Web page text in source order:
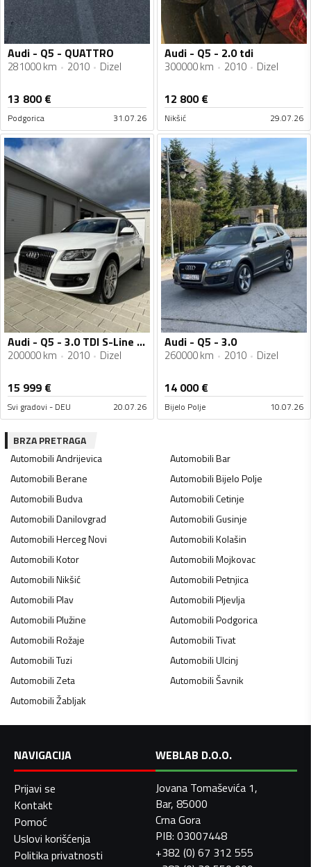
Audi - Q5 - QUATTRO
281000 km 2010 Dizel
13 800€
Podgorica 31.07.26
Audi - Q5 - 2.0 tdi
300000 km 2010 Dizel
12 800€
Nikšić 29.07.26
Audi - Q5 - 3.0 TDI S-Line Plus ACC/TEMPO/ALCA
200000 km 2010 Dizel
15 999 €
Svi gradovi - DEU 20.07.26
Audi - Q5 - 3.0
260000 km 2010 Dizel
14 000€
Bijelo Polje 10.07.26
BRZA PRETRAGA
AutomobiliAndrijevica AutomobiliBar
AutomobiliBerane AutomobiliBijelo Polje
AutomobiliBudva AutomobiliCetinje
AutomobiliDanilovgrad AutomobiliGusinje
AutomobiliHerceg Novi AutomobiliKolašin
AutomobiliKotor AutomobiliMojkovac
AutomobiliNikšić AutomobiliPetnjica
AutomobiliPlav AutomobiliPljevlja
AutomobiliPlužine AutomobiliPodgorica
AutomobiliRožaje AutomobiliTivat
AutomobiliTuzi AutomobiliUlcinj
AutomobiliZeta AutomobiliŠavnik
AutomobiliŽabljak
NAVIGACIJA
Prijavi se
Kontakt
Pomoć
Uslovi korišćenja
Politika privatnosti
WEBLAB D.O.O.
Jovana Tomaševića 1,
Bar, 85000
Crna Gora
PIB: 03007448
+382 (0) 67 312 555